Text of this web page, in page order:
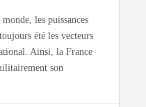
les puissances
été les vecteurs
Ainsi, la France
son